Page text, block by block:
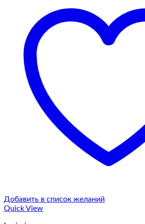
Добавить в список желаний
Quick View